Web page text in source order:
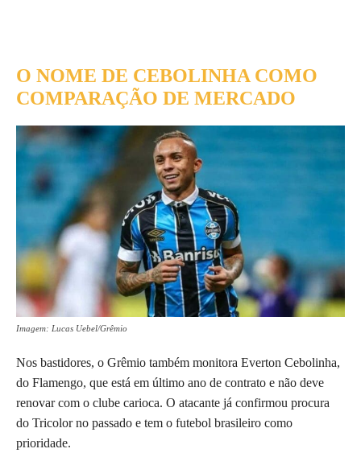
O NOME DE CEBOLINHA COMO
COMPARAÇÃO DE MERCADO
Imagem: Lucas Uebel/Grêmio
Nos bastidores, o Grêmio também monitora Everton Cebolinha,
do Flamengo, que está em último ano de contrato e não deve
renovar com o clube carioca. O atacante já confirmou procura
do Tricolor no passado e tem o futebol brasileiro como
prioridade.